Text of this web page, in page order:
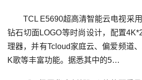
TCL E5690超高清智能云电视采用
钻石切面LOGO等时尚设计，配置
理器，并有Tcloud家庭云、偏爱频道
K歌等丰富功能。据悉其中的5…